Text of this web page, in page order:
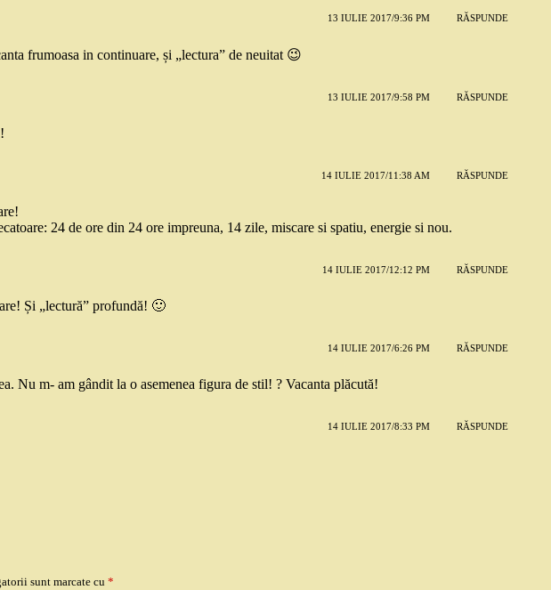
13 IULIE 2017/9:36 PM RĂSPUNDE
frumoasa in continuare, și „lectura” de neuitat 😉
13 IULIE 2017/9:58 PM RĂSPUNDE
14 IULIE 2017/11:38 AM RĂSPUNDE
24 de ore din 24 ore impreuna, 14 zile, miscare si spatiu, energie si nou.
14 IULIE 2017/12:12 PM RĂSPUNDE
Și „lectură” profundă! 🙂
14 IULIE 2017/6:26 PM RĂSPUNDE
Nu m- am gândit la o asemenea figura de stil! ? Vacanta plăcută!
14 IULIE 2017/8:33 PM RĂSPUNDE
sunt marcate cu*